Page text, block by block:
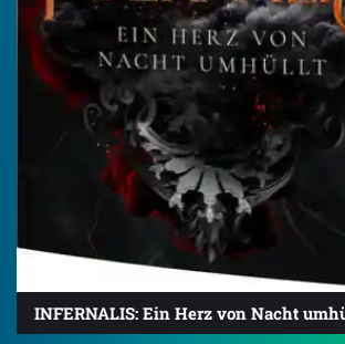
INFERNALIS: Ein Herz von Nacht